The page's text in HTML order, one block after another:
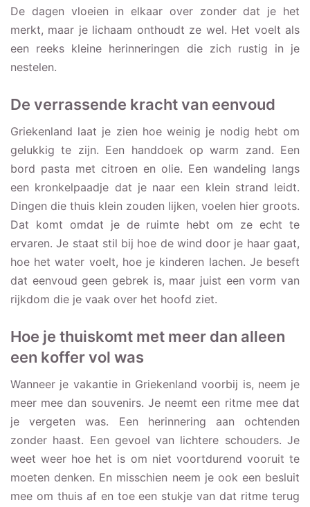
De dagen vloeien in elkaar over zonder dat je het
merkt, maar je lichaam onthoudt ze wel. Het voelt als
een reeks kleine herinneringen die zich rustig in je
nestelen.
De verrassende kracht van eenvoud
Griekenland laat je zien hoe weinig je nodig hebt om
gelukkig te zijn. Een handdoek op warm zand. Een
bord pasta met citroen en olie. Een wandeling langs
een kronkelpaadje dat je naar een klein strand leidt.
Dingen die thuis klein zouden lijken, voelen hier groots.
Dat komt omdat je de ruimte hebt om ze echt te
ervaren. Je staat stil bij hoe de wind door je haar gaat,
hoe het water voelt, hoe je kinderen lachen. Je beseft
dat eenvoud geen gebrek is, maar juist een vorm van
rijkdom die je vaak over het hoofd ziet.
Hoe je thuiskomt met meer dan alleen
een koffer vol was
Wanneer je vakantie in Griekenland voorbij is, neem je
meer mee dan souvenirs. Je neemt een ritme mee dat
je vergeten was. Een herinnering aan ochtenden
zonder haast. Een gevoel van lichtere schouders. Je
weet weer hoe het is om niet voortdurend vooruit te
moeten denken. En misschien neem je ook een besluit
mee om thuis af en toe een stukje van dat ritme terug